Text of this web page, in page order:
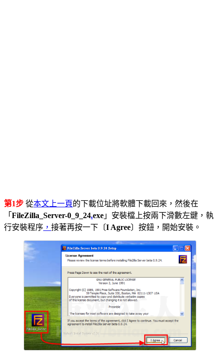
第1步 從本文上一頁的下載位址將軟體下載回來，然後在
「 FileZilla_Server-0_9_24.exe 」安裝檔上按兩下滑數左鍵，執
行安裝程序 ， 接著再按一下〔I Agree〕按鈕，開始安裝。